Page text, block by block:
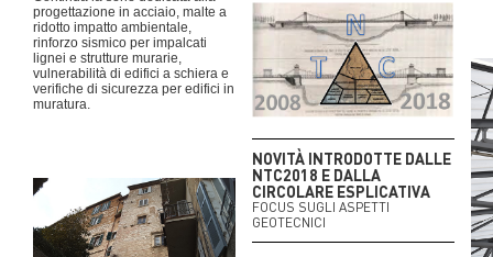
progettazione in acciaio, malte a
ridotto impatto ambientale,
rinforzo sismico per impalcati
lignei e strutture murarie,
vulnerabilità di edifici a schiera e
verifiche di sicurezza per edifici in
muratura.
NOVITÀ INTRODOTTE DALLE
NTC2018 E DALLA
CIRCOLARE ESPLICATIVA
FOCUS SUGLI ASPETTI
GEOTECNICI